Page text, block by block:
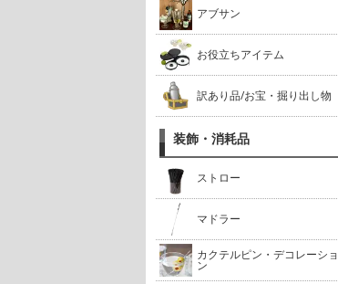
アブサン
お役立ちアイテム
訳あり品/お宝・掘り出し物
装飾・消耗品
ストロー
マドラー
カクテルピン・デコレーショ
ン